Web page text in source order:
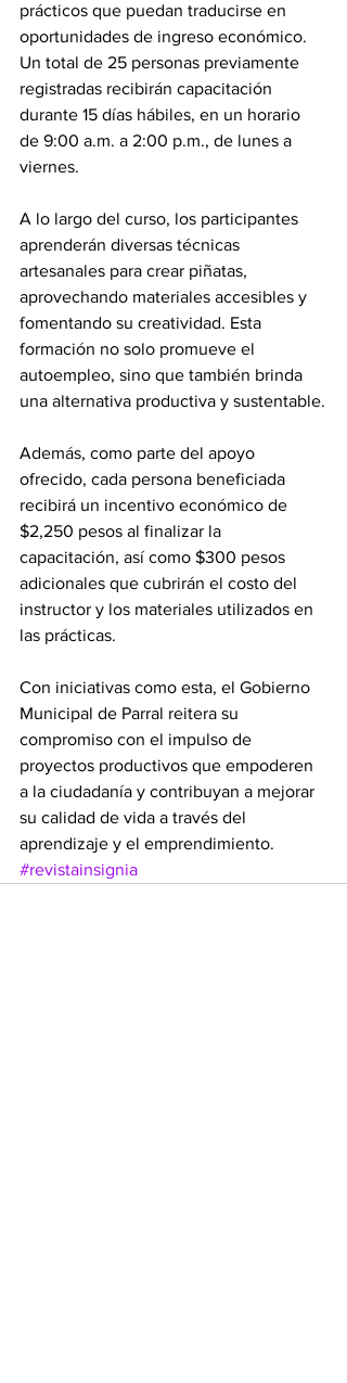
prácticos que puedan traducirse en
oportunidades de ingreso económico.
Un total de 25 personas previamente
registradas recibirán capacitación
durante 15 días hábiles, en un horario
de 9:00 a.m. a 2:00 p.m., de lunes a
viernes.
A lo largo del curso, los participantes
aprenderán diversas técnicas
artesanales para crear piñatas,
aprovechando materiales accesibles y
fomentando su creatividad. Esta
formación no solo promueve el
autoempleo, sino que también brinda
una alternativa productiva y sustentable.
Además, como parte del apoyo
ofrecido, cada persona beneficiada
recibirá un incentivo económico de
$2,250 pesos al finalizar la
capacitación, así como $300 pesos
adicionales que cubrirán el costo del
instructor y los materiales utilizados en
las prácticas.
Con iniciativas como esta, el Gobierno
Municipal de Parral reitera su
compromiso con el impulso de
proyectos productivos que empoderen
a la ciudadanía y contribuyan a mejorar
su calidad de vida a través del
aprendizaje y el emprendimiento.
#revistainsignia